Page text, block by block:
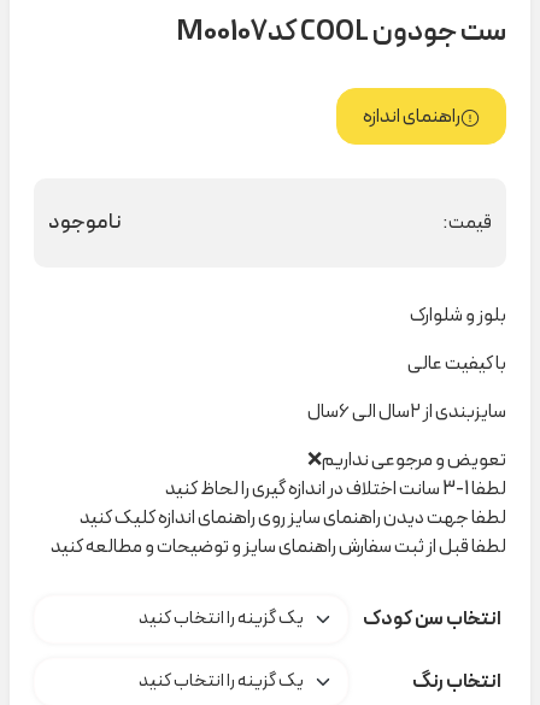
ست جودون COOL کدM00107
راهنمای اندازه
قیمت: ناموجود
بلوز و شلوارک
با کیفیت عالی
سایزبندی از ۲سال الی ۶سال
تعویض و مرجوعی نداریم❌
لطفا 1-3 سانت اختلاف در اندازه گیری را لحاظ کنید
لطفا جهت دیدن راهنمای سایز روی راهنمای اندازه کلیک کنید
لطفا قبل از ثبت سفارش راهنمای سایز و توضیحات و مطالعه کنید
انتخاب سن کودک
انتخاب رنگ